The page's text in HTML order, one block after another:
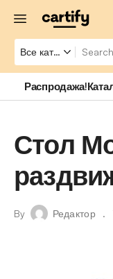
Распродажа!
Стол
By Редактор